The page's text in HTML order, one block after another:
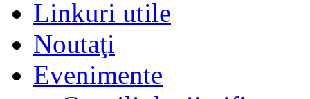
Linkuri utile
Noutaţi
Evenimente